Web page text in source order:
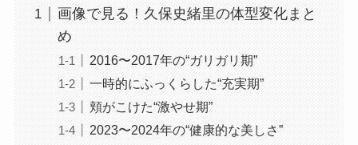
画像で見る！久保史緒里の体型変化まと
め
2016〜2017年の“ガリガリ期”
一時的にふっくらした“充実期”
頬がこけた“激やせ期”
2023〜2024年の“健康的な美しさ”